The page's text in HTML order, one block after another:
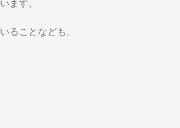
ます。
ることなども。